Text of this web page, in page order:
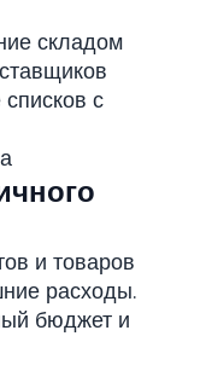
складом
с
и товаров
расходы.
бюджет и